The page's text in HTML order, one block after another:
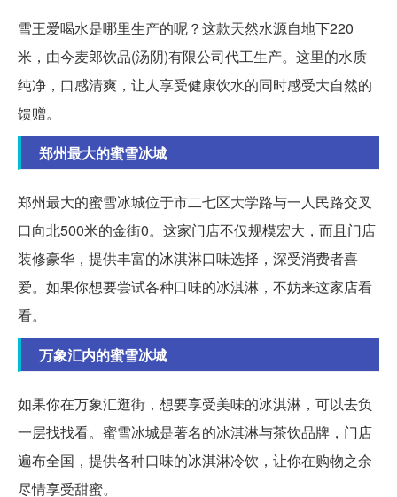
雪王爱喝水是哪里生产的呢？这款天然水源自地下220
米，由今麦郎饮品(汤阴)有限公司代工生产。这里的水质
纯净，口感清爽，让人享受健康饮水的同时感受大自然的
馈赠。
郑州最大的蜜雪冰城
郑州最大的蜜雪冰城位于市二七区大学路与一人民路交叉
口向北500米的金街0。这家门店不仅规模宏大，而且门店
装修豪华，提供丰富的冰淇淋口味选择，深受消费者喜
爱。如果你想要尝试各种口味的冰淇淋，不妨来这家店看
看。
万象汇内的蜜雪冰城
如果你在万象汇逛街，想要享受美味的冰淇淋，可以去负
一层找找看。蜜雪冰城是著名的冰淇淋与茶饮品牌，门店
遍布全国，提供各种口味的冰淇淋冷饮，让你在购物之余
尽情享受甜蜜。